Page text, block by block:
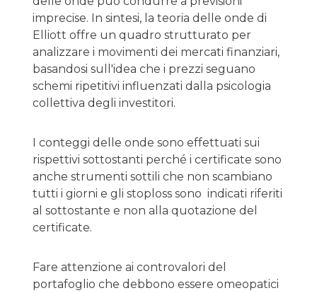
imprecise. In sintesi, la teoria delle onde di
Elliott offre un quadro strutturato per
analizzare i movimenti dei mercati finanziari,
basandosi sull'idea che i prezzi seguano
schemi ripetitivi influenzati dalla psicologia
collettiva degli investitori.
I conteggi delle onde sono effettuati sui
rispettivi sottostanti perché i certificate sono
anche strumenti sottili che non scambiano
tutti i giorni e gli stoploss sono indicati riferiti
al sottostante e non alla quotazione del
certificate.
Fare attenzione ai controvalori del
portafoglio che debbono essere omeopatici